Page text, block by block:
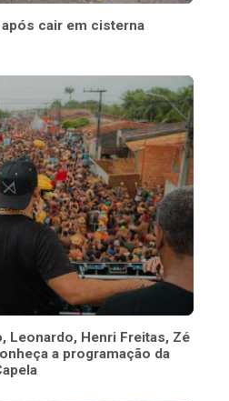
cair em cisterna
Leonardo, Henri Freitas, Zé
a programação da